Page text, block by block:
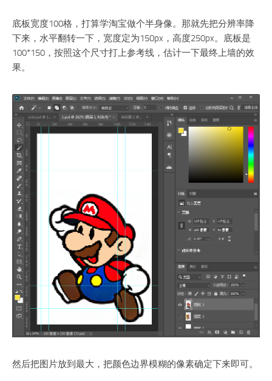
底板宽度100格，打算学淘宝做个半身像。那就先把分辨率降
下来，水平翻转一下，宽度定为150px，高度250px。底板是
100*150，按照这个尺寸打上参考线，估计一下最终上墙的效
果。
然后把图片放到最大，把颜色边界模糊的像素确定下来即可。